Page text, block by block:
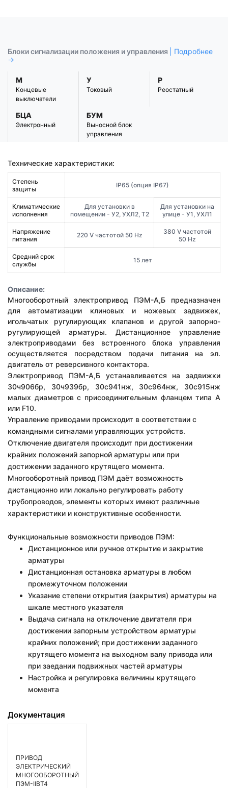
Блоки сигнализации положения и управления
| Подробнее
→
М
Концевые
выключатели
У
Токовый
Р
Реостатный
БЦА
Электронный
БУМ
Выносной блок
управления
Технические характеристики:
Cтепень
защиты
IP65 (опция IP67)
Климатические
исполнения
Для установки в
помещении - У2, УХЛ2, Т2
Для установки на
улице - У1, УХЛ1
Напряжение
питания
220 V частотой 50 Hz
380 V частотой
50 Hz
Средний срок
службы
15 лет
Описание:
Многооборотный электропривод ПЭМ-А,Б предназначен
для автоматизации клиновых и ножевых задвижек,
игольчатых ругулирующих клапанов и другой запорно-
ругулирующей арматуры. Дистанционное управление
электроприводами без встроенного блока управления
осуществляется посредством подачи питания на эл.
двигатель от реверсивного контактора.
Электропривод ПЭМ-А,Бустанавливается на задвижки
30ч906бр, 30ч939бр, 30с941нж, 30c964нж, 30с915нж
малых диаметров с присоединительным фланцем типа А
или F10.
Управление приводами происходит в соответствии с
командными сигналами управляющих устройств.
Отключение двигателя происходит при достижении
крайних положений запорной арматуры или при
достижении заданного крутящего момента.
Многооборотный привод ПЭМ даёт возможность
дистанционно или локально регулировать работу
трубопроводов, элементы которых имеют различные
характеристики и конструктивные особенности.
Функциональные возможности приводов ПЭМ:
Дистанционное или ручное открытие и закрытие
арматуры
Дистанционная остановка арматуры в любом
промежуточном положении
Указание степени открытия (закрытия) арматуры на
шкале местного указателя
Выдача сигнала на отключение двигателя при
достижении запорным устройством арматуры
крайних положений; при достижении заданного
крутящего момента на выходном валу привода или
при заедании подвижных частей арматуры
Настройка и регулировка величины крутящего
момента
Документация
ПРИВОД
ЭЛЕКТРИЧЕСКИЙ
МНОГООБОРОТНЫЙ
ПЭМ-IIВТ4